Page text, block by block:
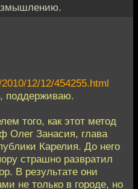
12/12/454255.html
поддерживаю.
того, как этот метод
Олег Занасия, глава
Карелия. До него
страшно развратил
В результате они
не только в городе, но